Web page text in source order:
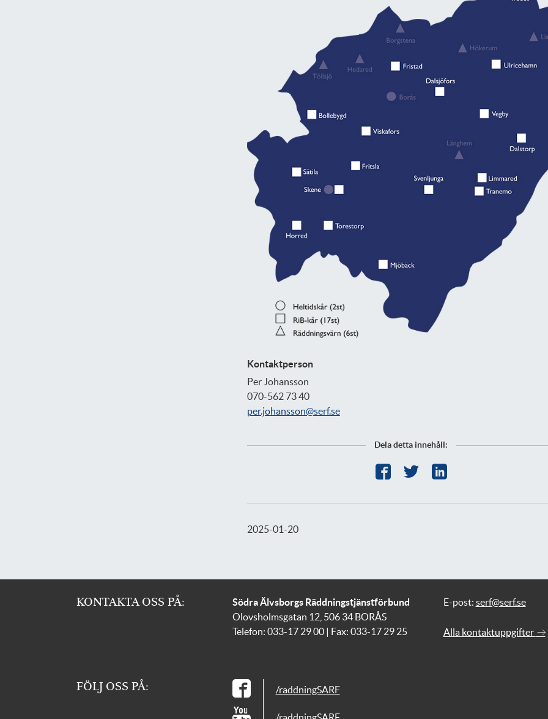
Kontaktperson
Per Johansson
070-562 73 40
per.johansson@serf.se
Dela detta innehåll:
2025-01-20
KONTAKTA OSS PÅ:
Södra Älvsborgs Räddningstjänstförbund
Olovsholmsgatan 12, 506 34 BORÅS
Telefon: 033-17 29 00 | Fax: 033-17 29 25
E-post: serf@serf.se
Alla kontaktuppgifter
FÖLJ OSS PÅ: /raddningSARF